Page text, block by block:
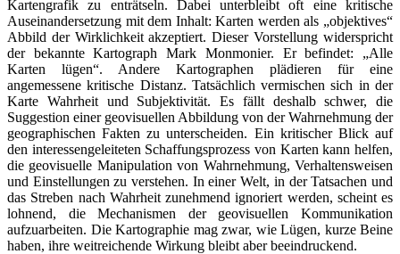
Kartengrafik zu enträtseln. Dabei unterbleibt oft eine kritische
Auseinandersetzung mit dem Inhalt: Karten werden als „objektives“
Abbild der Wirklichkeit akzeptiert. Dieser Vorstellung widerspricht
der bekannte Kartograph Mark Monmonier. Er befindet: „Alle
Karten lügen“. Andere Kartographen plädieren für eine
angemessene kritische Distanz. Tatsächlich vermischen sich in der
Karte Wahrheit und Subjektivität. Es fällt deshalb schwer, die
Suggestion einer geovisuellen Abbildung von der Wahrnehmung der
geographischen Fakten zu unterscheiden. Ein kritischer Blick auf
den interessengeleiteten Schaffungsprozess von Karten kann helfen,
die geovisuelle Manipulation von Wahrnehmung, Verhaltensweisen
und Einstellungen zu verstehen. In einer Welt, in der Tatsachen und
das Streben nach Wahrheit zunehmend ignoriert werden, scheint es
lohnend, die Mechanismen der geovisuellen Kommunikation
aufzuarbeiten. Die Kartographie mag zwar, wie Lügen, kurze Beine
haben, ihre weitreichende Wirkung bleibt aber beeindruckend.